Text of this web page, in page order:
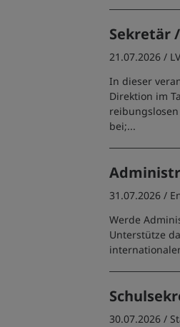
Sekretär
21.07.2026 /
In dieser
Direktion im
bei;...
31.07.2026 /
Werde
Unterstütze
30.07.2026 /